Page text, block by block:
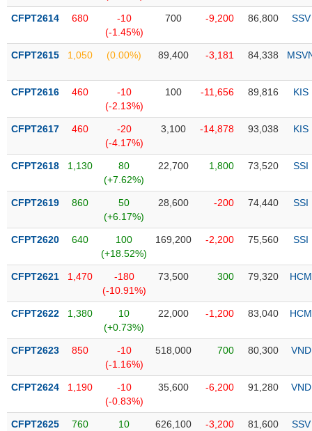
mục
ETF
Cổ
chi
tiết
Tổng
quan
Giao
dịch
Tài
chính
Phân
tích
thuật
sơ
nghiệp
tức
sự
CFPT2614 680
-10
(-1.45%)
700 -9,200 86,800 SSV
CFPT2615 1,050 (0.00%) 89,400 -3,181 84,338
CFPT2616 460
-10
(-2.13%)
100 -11,656 89,816 KIS
CFPT2617 460
-20
(-4.17%)
3,100 -14,878 93,038 KIS
CFPT2618 1,130
80
(+7.62%)
22,700 1,800 73,520 SSI
CFPT2619 860
50
(+6.17%)
28,600 -200 74,440 SSI
CFPT2620 640
100
(+18.52%)
169,200 -2,200 75,560 SSI
CFPT2621 1,470
-180
(-10.91%)
73,500 300 79,320 HCM
CFPT2622 1,380
10
(+0.73%)
22,000 -1,200 83,040 HCM
CFPT2623 850
-10
(-1.16%)
518,000 700 80,300 VND
CFPT2624 1,190
-10
(-0.83%)
35,600 -6,200 91,280 VND
CFPT2625 760 10 626,100 -3,200 81,600 SSV
MỚI
Ngành
(-)
VS-
LƯỢNG
NGUYÊN
VẬT
NGHIỆP